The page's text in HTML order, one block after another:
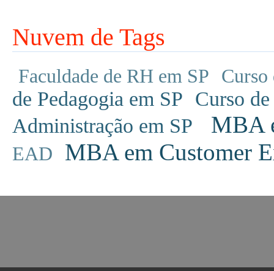
Nuvem de Tags
Faculdade de RH em SP Curso
de Pedagogia em SP Curso
Administração em SP
MBA
EAD MBA em Customer